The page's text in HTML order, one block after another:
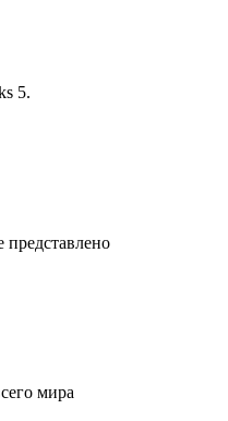
5.
представлено
мира